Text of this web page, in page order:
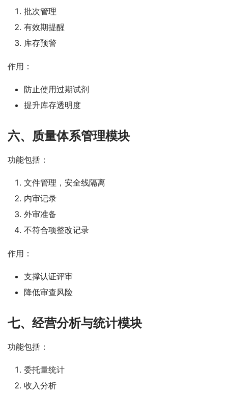
批次管理
有效期提醒
库存预警
作用：
防止使用过期试剂
提升库存透明度
六、质量体系管理模块
功能包括：
文件管理，安全线隔离
内审记录
外审准备
不符合项整改记录
作用：
支撑认证评审
降低审查风险
七、经营分析与统计模块
功能包括：
委托量统计
收入分析